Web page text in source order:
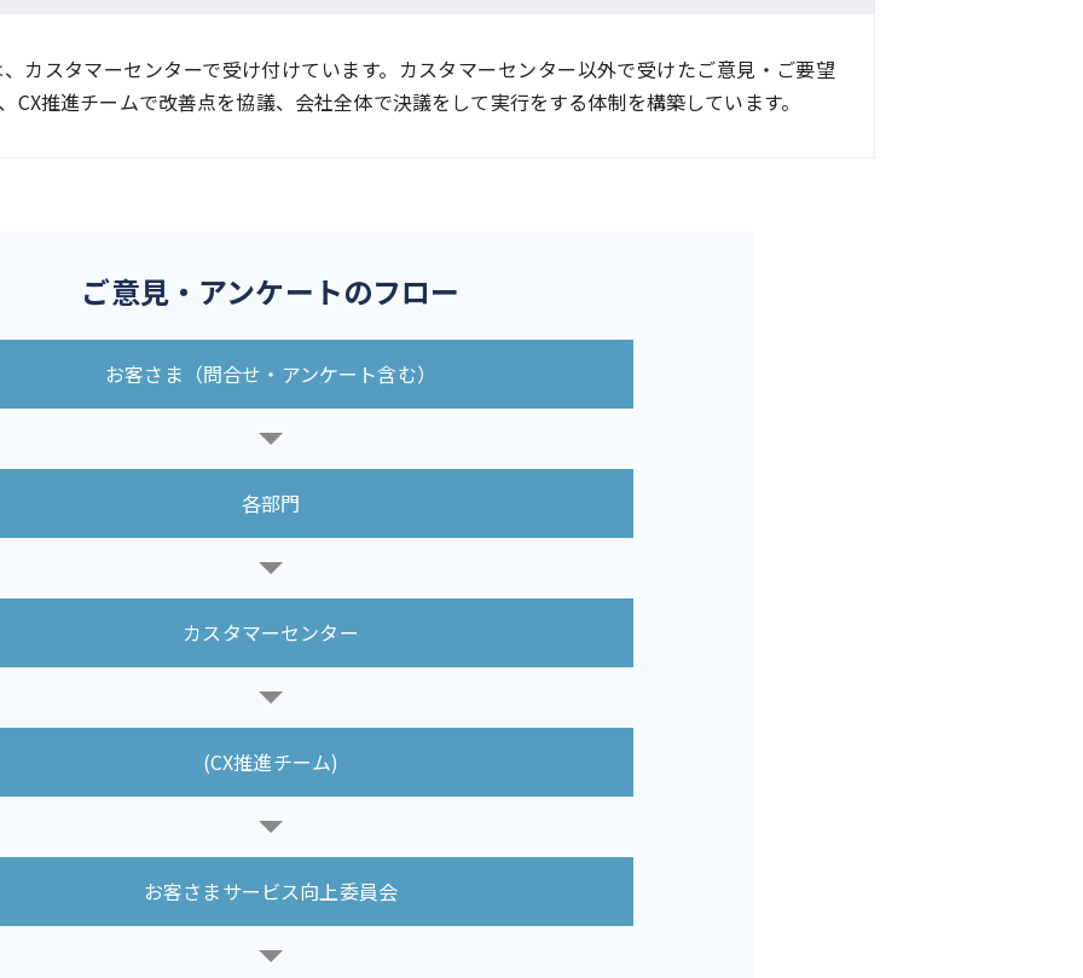
カスタマーセンターで受け付けています。カスタマーセンター以外で受けたご意見・ご要望
CX推進チームで改善点を協議、会社全体で決議をして実行をする体制を構築しています。
ご意見・アンケートのフロー
お客さま（問合せ・アンケート含む）
各部門
カスタマーセンター
(CX推進チーム)
お客さまサービス向上委員会